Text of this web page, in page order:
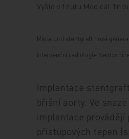
Vyšlo v titulu Medical
Miniaturní stentgraft nové
intervenční radiologie
Implantace
břišní aorty. Ve
implantace
přístupových tepen